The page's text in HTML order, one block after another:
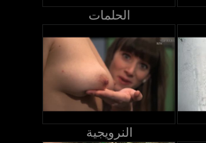
الحلمات
النرويجية